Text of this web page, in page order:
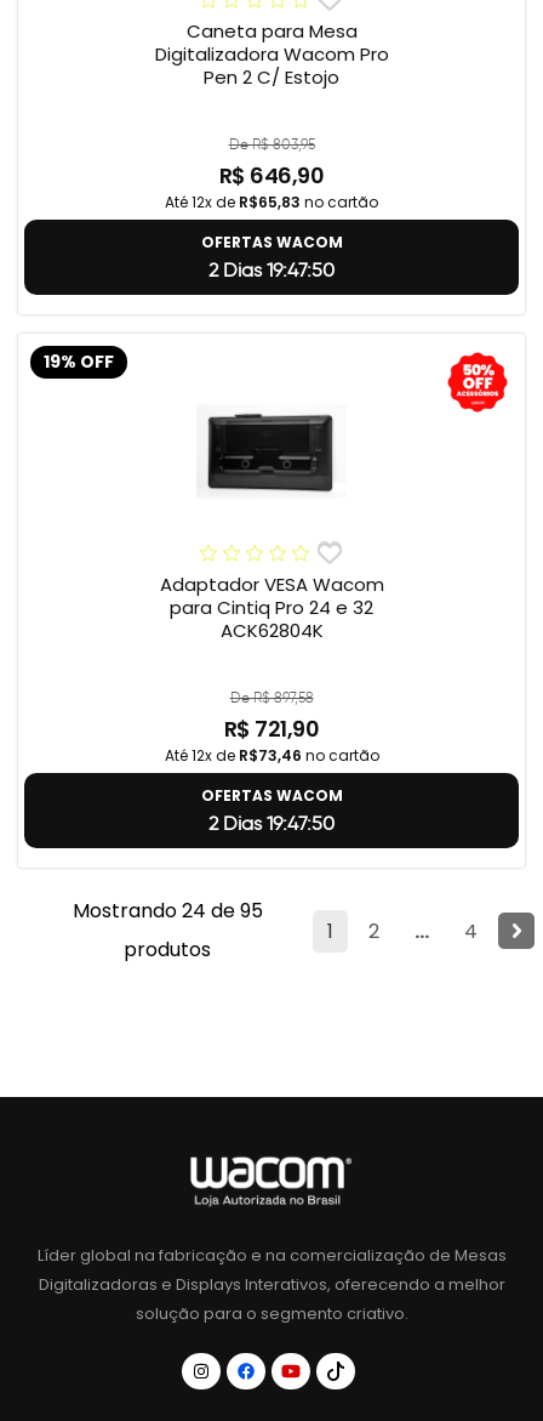
Caneta para Mesa
Digitalizadora Wacom Pro
Pen 2 C/ Estojo
De R$ 803,95
R$ 646,90
Até 12x de R$65,83 no cartão
OFERTAS WACOM
2 Dias 19:47:49
19% OFF
Adaptador VESA Wacom
para Cintiq Pro 24 e 32
ACK62804K
De R$ 897,58
R$ 721,90
Até 12x de R$73,46 no cartão
OFERTAS WACOM
2 Dias 19:47:49
1 2 ... 4
Mostrando 24 de 95
produtos
Líder global na fabricação e na comercialização de Mesas
Digitalizadoras e Displays Interativos, oferecendo a melhor
solução para o segmento criativo.